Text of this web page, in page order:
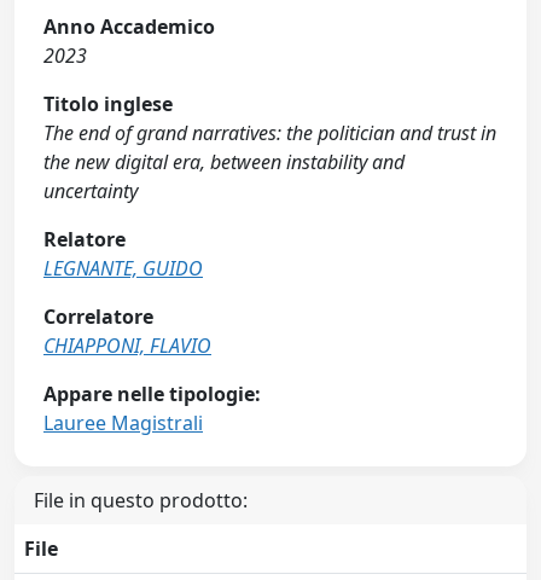
Anno Accademico
2023
Titolo inglese
The end of grand narratives: the politician and trust in
the new digital era, between instability and
uncertainty
Relatore
LEGNANTE, GUIDO
Correlatore
CHIAPPONI, FLAVIO
Appare nelle tipologie:
Lauree Magistrali
File in questo prodotto:
File